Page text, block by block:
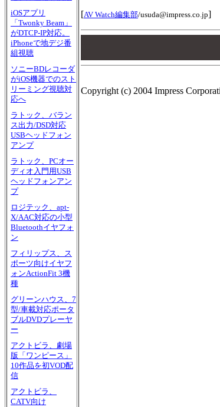
iOSアプリ
「Twonky Beam」
がDTCP-IP対応。
iPhoneで地デジ番
組視聴
ソニーBDレコーダ
がiOS機器でのスト
リーミング視聴対
応へ
ラトック、バラン
ス出力/DSD対応
USBヘッドフォン
アンプ
ラトック、PCオー
ディオ入門用USB
ヘッドフォンアン
プ
ロジテック、apt-
X/AAC対応の小型
Bluetoothイヤフォ
ン
フィリップス、ス
ポーツ向けイヤフ
ォンActionFit 3機
種
グリーンハウス、7
型/車載対応ポータ
ブルDVDプレーヤ
ー
アクトビラ、劇場
版「ワンピース」
10作品を初VOD配
信
アクトビラ、
CATV向け
[AV Watch編集部/usuda@impress.co.jp]
Copyright (c) 2004 Impress